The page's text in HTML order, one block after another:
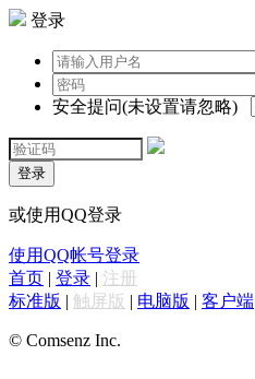
登录
安全提问(未设置请忽略)
登录
或使用QQ登录
使用QQ帐号登录
首页 | 登录 | 注册
标准版 | 触屏版 | 电脑版 | 客户端
© Comsenz Inc.